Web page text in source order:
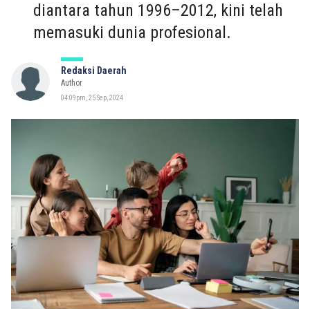
diantara tahun 1996–2012, kini telah
memasuki dunia profesional.
Redaksi Daerah
Author
04:09pm, 25 Sep, 2024